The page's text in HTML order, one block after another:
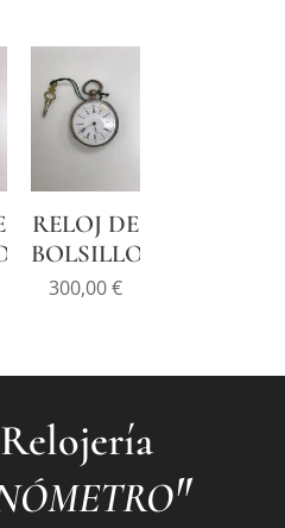
RELOJ DE
BOLSILLO
300,00€
"